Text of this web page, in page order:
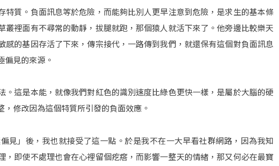
特質。負面訊息等於危險，而能夠比別人更早注意到危險，是求生的基本條
叢裡面有不尋常的動靜，拔腿就跑，那個猿人就活下來了。他旁邊比較樂天
感的基因存活了下來，傳宗接代，一路傳到我們，就還保有這個對負面訊息
偏見的來源。
。這是本能，就像我們對紅色的識別速度比綠色更快一樣，是屬於大腦的硬
修改因為這個特質所引發的負面效應。
見」後，我也就接受了這一點。於是我不在一大早看社群網路，因為我知
，即使不處理也會在心裡留個疙瘩，而影響一整天的情緒，那又何必在最寶